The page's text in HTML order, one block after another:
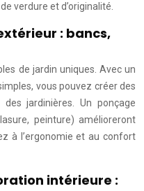
verdure et d’originalité.
: bancs,
de jardin uniques. Avec un
vous pouvez créer des
jardinières. Un ponçage
peinture) amélioreront
à l’ergonomie et au confort
intérieure :